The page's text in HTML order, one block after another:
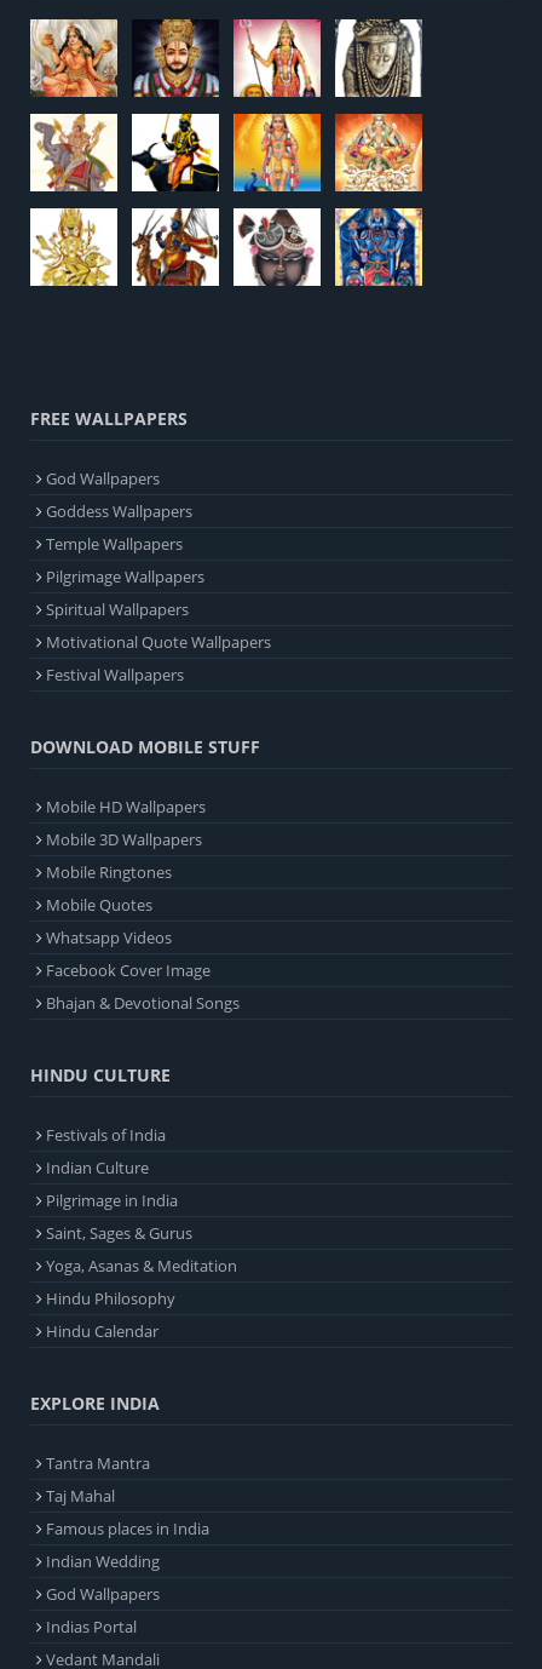
FREE WALLPAPERS
God Wallpapers
Goddess Wallpapers
Temple Wallpapers
Pilgrimage Wallpapers
Spiritual Wallpapers
Motivational Quote Wallpapers
Festival Wallpapers
DOWNLOAD MOBILE STUFF
Mobile HD Wallpapers
Mobile 3D Wallpapers
Mobile Ringtones
Mobile Quotes
Whatsapp Videos
Facebook Cover Image
Bhajan & Devotional Songs
HINDU CULTURE
Festivals of India
Indian Culture
Pilgrimage in India
Saint, Sages & Gurus
Yoga, Asanas & Meditation
Hindu Philosophy
Hindu Calendar
EXPLORE INDIA
Tantra Mantra
Taj Mahal
Famous places in India
Indian Wedding
God Wallpapers
Indias Portal
Vedant Mandali